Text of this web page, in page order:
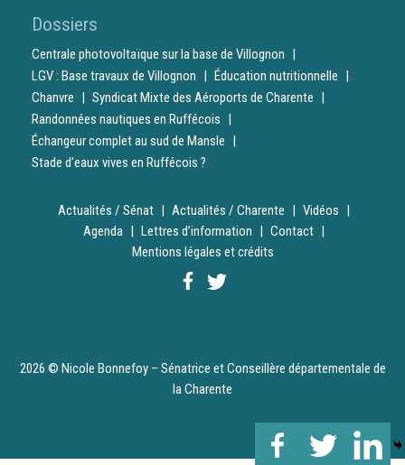
Dossiers
Centrale photovoltaïque sur la base de Villognon
LGV : Base travaux de Villognon
Éducation nutritionnelle
Chanvre
Syndicat Mixte des Aéroports de Charente
Randonnées nautiques en Ruffécois
Échangeur complet au sud de Mansle
Stade d’eaux vives en Ruffécois ?
Actualités / Sénat Actualités / Charente
Vidéos
Agenda
Lettres d’information
Contact
Mentions légales et crédits
2026 © Nicole Bonnefoy – Sénatrice et Conseillère départementale de
la Charente